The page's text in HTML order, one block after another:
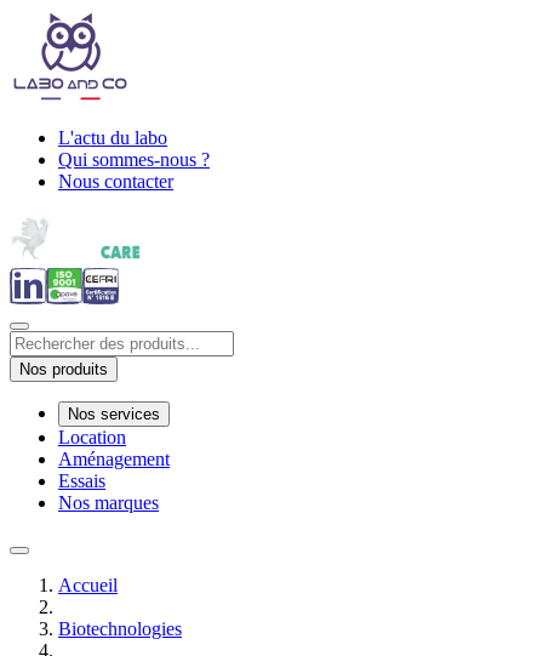
L'actu du labo
Qui sommes-nous ?
Nous contacter
Nos produits
Nos services
Location
Aménagement
Essais
Nos marques
Accueil
Biotechnologies